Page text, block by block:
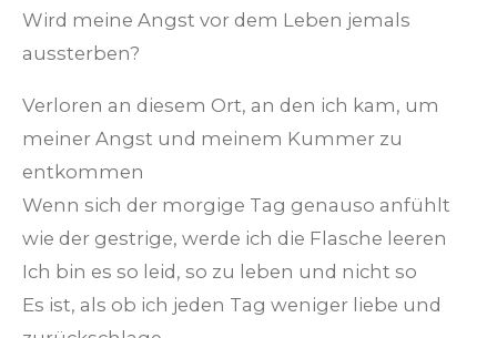
Wird meine Angst vor dem Leben jemals
aussterben?
Verloren an diesem Ort, an den ich kam, um
meiner Angst und meinem Kummer zu
entkommen
Wenn sich der morgige Tag genauso anfühlt
wie der gestrige, werde ich die Flasche leeren
Ich bin es so leid, so zu leben und nicht so
Es ist, als ob ich jeden Tag weniger liebe und